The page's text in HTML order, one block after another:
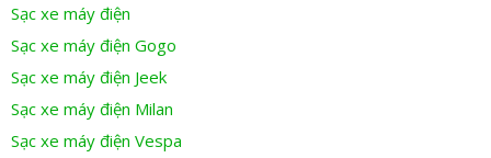
Sạc xe máy điện
Sạc xe máy điện Gogo
Sạc xe máy điện Jeek
Sạc xe máy điện Milan
Sạc xe máy điện Vespa